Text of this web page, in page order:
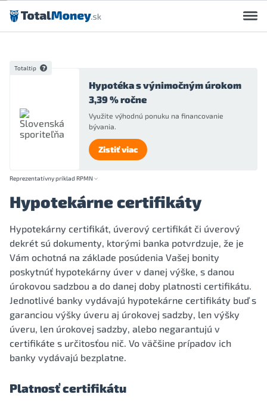
Preskočiť na obsah
Totaltip
Hypotéka s výnimočným úrokom
3,39 % ročne
Využite výhodnú ponuku na financovanie
bývania.
Zistiť viac
Reprezentatívny príklad RPMN
Hypotekárne certifikáty
Hypotekárny certifikát, úverový certifikát či úverový
dekrét sú dokumenty, ktorými banka potvrdzuje, že je
Vám ochotná na základe posúdenia Vašej bonity
poskytnúť hypotekárny úver v danej výške, s danou
úrokovou sadzbou a do danej doby platnosti certifikátu.
Jednotlivé banky vydávajú hypotekárne certifikáty buď s
garanciou výšky úveru aj úrokovej sadzby, len výšky
úveru, len úrokovej sadzby, alebo negarantujú v
certifikáte s určitosťou nič. Vo väčšine prípadov ich
banky vydávajú bezplatne.
Platnosť certifikátu